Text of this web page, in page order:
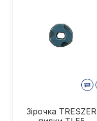
Зірочка TRESZER